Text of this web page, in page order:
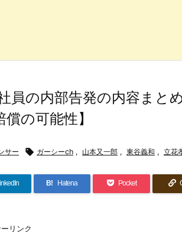
員の内部告発の内容まと
の可能性】
サー  ガーシーch , 山本又一郎 , 東谷義和 , 立花
B! Hatena Pocket
リンク